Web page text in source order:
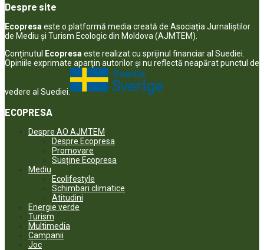
Despre site
Ecopresa este o platformă media creată de Asociația Jurnaliștilor
de Mediu și Turism Ecologic din Moldova (AJMTEM).
Conținutul
Ecopresa este realizat cu sprijinul financiar al Suediei.
Opiniile exprimate aparţin autorilor şi nu reflectă neapărat punctul de
vedere al Suediei.
ECOPRESA
Despre AO AJMTEM
Despre Ecopresa
Promovare
Susține Ecopresa
Mediu
Ecolifestyle
Schimbari climatice
Atitudini
Energie verde
Turism
Multimedia
Campanii
Joc